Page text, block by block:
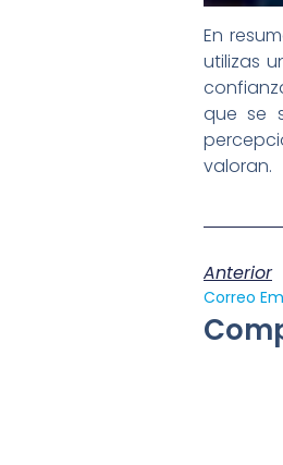
En
utilizas
que se
valoran.
Anterior
Correo